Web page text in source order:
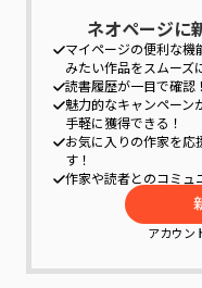
ネオページに
マイページの便利な機
みたい作品をスムーズ
読書履歴が一目で確認！
魅力的なキャンペーン
手軽に獲得できる！
お気に入りの作家を応
す！
作家や読者とのコミュ
アカウン